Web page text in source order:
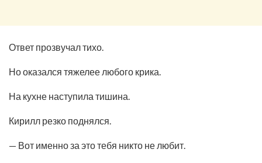
Ответ прозвучал тихо.
Но оказался тяжелее любого крика.
На кухне наступила тишина.
Кирилл резко поднялся.
— Вот именно за это тебя никто не любит.